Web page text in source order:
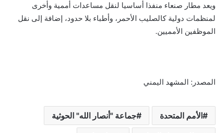
ویعد مطار صنعاء منفذا أساسیا لنقل مساعدات أممیة وأخرى
لمنظمات دولیة كالصلیب الأحمر، وأطباء بلا حدود، إضافة إلى نقل
الموظفین الأممیین.
المصدر: المشهد اليمني
الأمم المتحدة جماعة "أنصار الله" الحوثية